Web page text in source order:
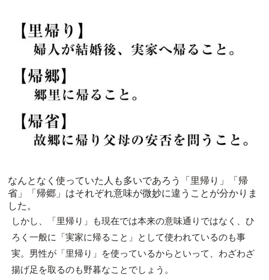
なんとなく使っていた人も多いであろう「里帰り」「帰
省」「帰郷」はそれぞれ意味が微妙に違うことが分かりま
した。
しかし、「里帰り」も現在では本来の意味通りではなく、ひ
ろく一般に「実家に帰ること」として使われているのも事
実。男性が「里帰り」を使っているからといって、わざわざ
揚げ足を取るのも野暮なことでしょう。